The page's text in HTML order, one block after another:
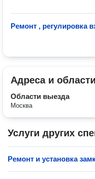
Ремонт , регулировка
Адреса и
Области выезда
Москва
Услуги других
Ремонт и установка